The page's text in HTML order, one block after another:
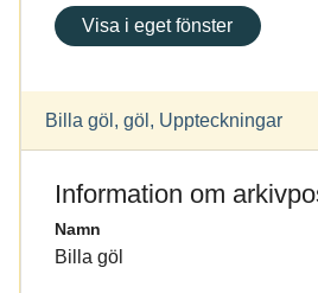
Visa i eget fönster
Billa göl, göl, Uppteckningar
Information om
Namn
Billa göl